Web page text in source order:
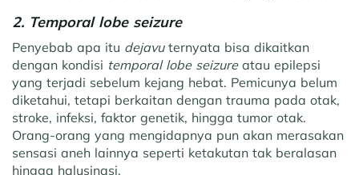
2. Temporal lobe seizure
Penyebab apa itu dejavu ternyata bisa dikaitkan
dengan kondisi temporal lobe seizure atau epilepsi
yang terjadi sebelum kejang hebat. Pemicunya belum
diketahui, tetapi berkaitan dengan trauma pada otak,
stroke, infeksi, faktor genetik, hingga tumor otak.
Orang-orang yang mengidapnya pun akan merasakan
sensasi aneh lainnya seperti ketakutan tak beralasan
hingga halusinasi.